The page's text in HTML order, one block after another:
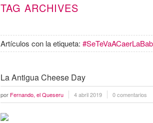
TAG ARCHIVES
Artículos con la etiqueta:
La Antigua Cheese Day
por Fernando, el Queseru 4 abril 2019 0 comentarios